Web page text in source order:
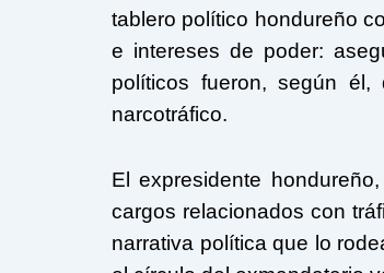
tablero político hondureño
e intereses de poder:
políticos fueron, según él,
narcotráfico.
El expresidente
cargos relacionados con
narrativa política que lo